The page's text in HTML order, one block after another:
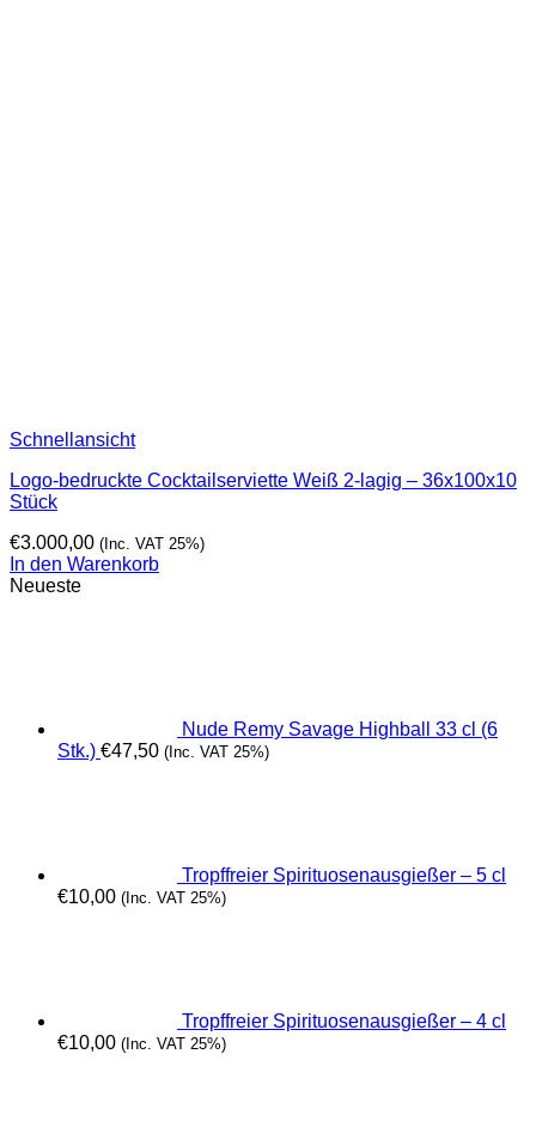
Schnellansicht
Logo-bedruckte Cocktailserviette Weiß 2-lagig – 36x100x10
Stück
€3.000,00 (Inc. VAT 25%)
In den Warenkorb
Neueste
Nude Remy Savage Highball 33 cl (6
Stk.) €47,50 (Inc. VAT 25%)
Tropffreier Spirituosenausgießer – 5 cl
€10,00 (Inc. VAT 25%)
Tropffreier Spirituosenausgießer – 4 cl
€10,00 (Inc. VAT 25%)